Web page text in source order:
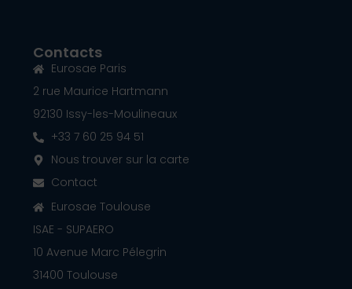
Contacts
Eurosae Paris
2 rue Maurice Hartmann
92130 Issy-les-Moulineaux
+33 7 60 25 94 51
Nous trouver sur la carte
Contact
Eurosae Toulouse
ISAE - SUPAERO
10 Avenue Marc Pélegrin
31400 Toulouse